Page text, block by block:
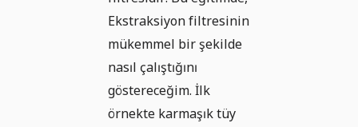
Ekstraksiyon filtresinin
mükemmel bir şekilde
nasıl çalıştığını
göstereceğim. İlk
örnekte karmaşık tüy